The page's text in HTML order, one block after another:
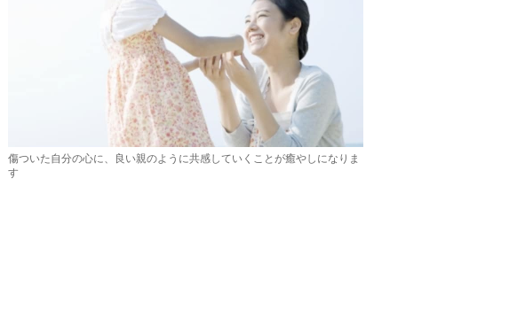
傷ついた自分の心に、良い親のように共感していくことが癒やしになりま
す